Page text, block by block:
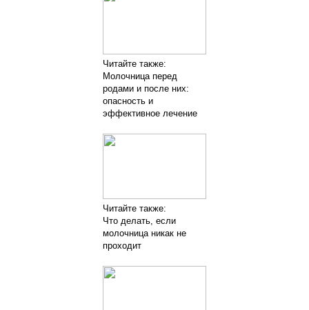
Читайте также:
Молочница перед
родами и после них:
опасность и
эффективное лечение
Читайте также:
Что делать, если
молочница никак не
проходит